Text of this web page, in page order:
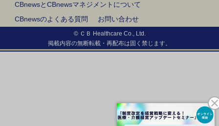
CBnewsとCBnewsマネジメントについて
CBnewsのよくある質問
お問い合わせ
© ＣＢ Healthcare Co., Ltd.
掲載内容の無断転載・再配布は固く禁じます。